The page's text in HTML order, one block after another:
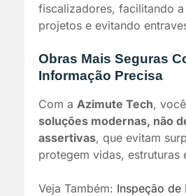
fiscalizadores, facilitando
projetos e evitando
Obras Mais Seguras
Informação Precisa
Com a Azimute Tech,
soluções modernas, não
assertivas, que evitam
protegem vidas, estruturas
Veja Também: Inspeção de